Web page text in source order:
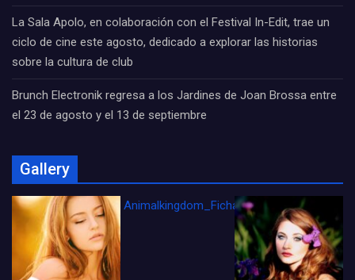
La Sala Apolo, en colaboración con el Festival In-Edit, trae un
ciclo de cine este agosto, dedicado a explorar las historias
sobre la cultura de club
Brunch Electronik regresa a los Jardines de Joan Brossa entre
el 23 de agosto y el 13 de septiembre
Gallery
Animalkingdom_FichaCine